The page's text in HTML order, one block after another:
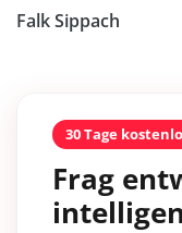
Falk Sippach
30 Tage
Frag